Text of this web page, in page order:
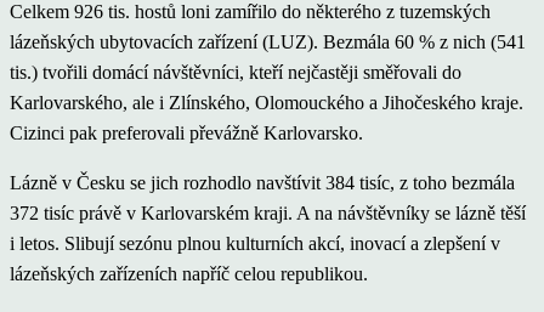
Celkem 926 tis. hostů loni zamířilo do některého z tuzemských
lázeňských ubytovacích zařízení (LUZ). Bezmála 60 % z nich (541
tis.) tvořili domácí návštěvníci, kteří nejčastěji směřovali do
Karlovarského, ale i Zlínského, Olomouckého a Jihočeského kraje.
Cizinci pak preferovali převážně Karlovarsko.
Lázně v Česku se jich rozhodlo navštívit 384 tisíc, z toho bezmála
372 tisíc právě v Karlovarském kraji. A na návštěvníky se lázně těší
i letos. Slibují sezónu plnou kulturních akcí, inovací a zlepšení v
lázeňských zařízeních napříč celou republikou.